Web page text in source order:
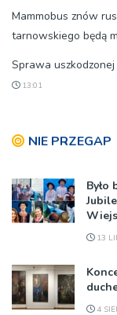
Mammobus znów
tarnowskiego będą
Sprawa
13:01
NIE PRZEGAP
13
4